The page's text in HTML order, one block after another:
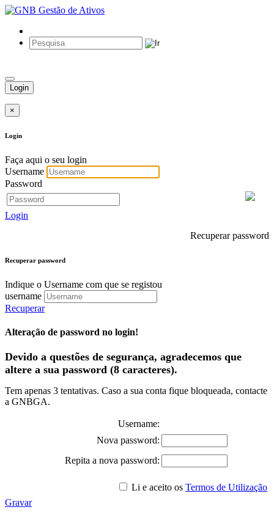
Login
×
Login
Faça aqui o seu login
Username
Password
Login
Recuperar password
Recuperar password
Indique o Username com que se registou
username
Recuperar
Alteração de password no login!
Devido a questões de segurança, agradecemos que
altere a sua password (8 caracteres).
Tem apenas 3 tentativas. Caso a sua conta fique bloqueada, contacte
a GNBGA.
Username:
Nova password:
Repita a nova password:
Li e aceito os Termos de Utilização
Gravar